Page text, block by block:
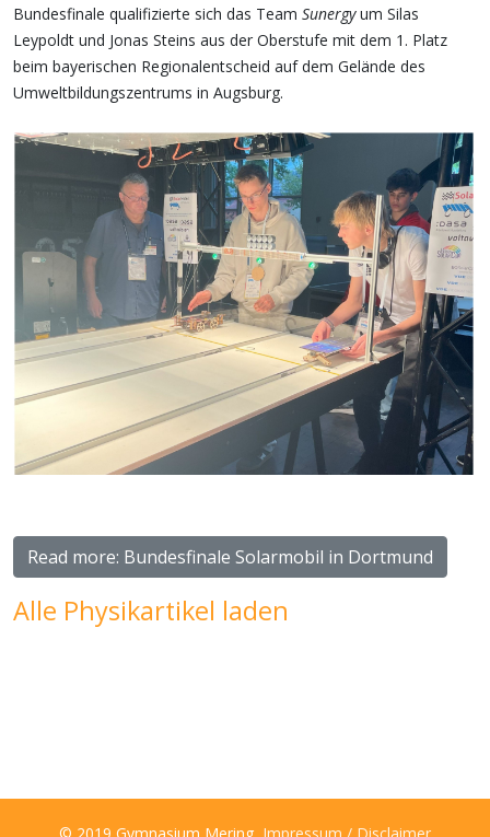
Bundesfinale qualifizierte sich das Team Sunergy um Silas
Leypoldt und Jonas Steins aus der Oberstufe mit dem 1. Platz
beim bayerischen Regionalentscheid auf dem Gelände des
Umweltbildungszentrums in Augsburg.
Read more: Bundesfinale Solarmobil in Dortmund
Alle Physikartikel laden